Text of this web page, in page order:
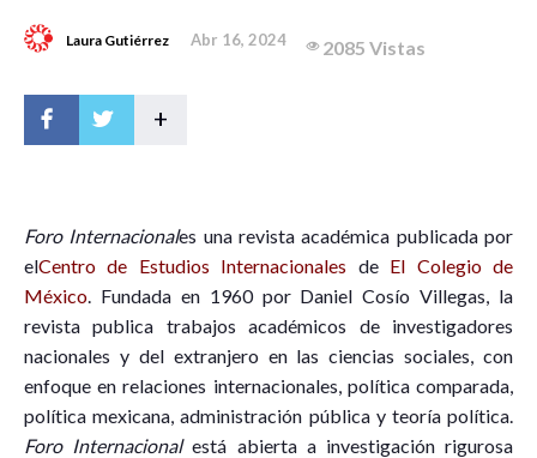
Laura Gutiérrez Abr 16, 2024 2085 Vistas
+
Foro Internacionales una revista académica publicada por
elCentro de Estudios Internacionales de El Colegio de
México. Fundada en 1960 por Daniel Cosío Villegas, la
revista publica trabajos académicos de investigadores
nacionales y del extranjero en las ciencias sociales, con
enfoque en relaciones internacionales, política comparada,
política mexicana, administración pública y teoría política.
Foro Internacionalestá abierta a investigación rigurosa